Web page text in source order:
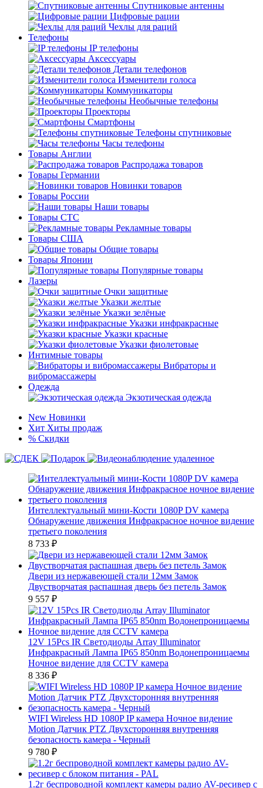
Спутниковые антенны
Цифровые рации
Чехлы для раций
Телефоны
IP телефоны
Аксессуары
Детали телефонов
Изменители голоса
Коммуникаторы
Необычные телефоны
Проекторы
Смартфоны
Телефоны спутниковые
Часы телефоны
Товары Англии
Распродажа товаров
Товары Германии
Новинки товаров
Товары России
Наши товары
Товары СТС
Рекламные товары
Товары США
Общие товары
Товары Японии
Популярные товары
Лазеры
Очки защитные
Указки желтые
Указки зелёные
Указки инфракрасные
Указки красные
Указки фиолетовые
Интимные товары
Вибраторы и
вибромассажеры
Одежда
Экзотическая одежда
New Новинки
Хит Хиты продаж
% Скидки
Интеллектуальный мини-Кости 1080P DV камера
Обнаружение движения Инфракрасное ночное видение
третьего поколения
8 733 ₽
Двери из нержавеющей стали 12мм Замок
Двустворчатая распашная дверь без петель Замок
9 557 ₽
12V 15Pcs IR Светодиоды Array Illuminator
Инфракрасный Лампа IP65 850nm Водонепроницаемы
Ночное видение для CCTV камера
8 336 ₽
WIFI Wireless HD 1080P IP камера Ночное видение
Motion Датчик PTZ Двухсторонняя внутренняя
безопасность камера - Черный
9 780 ₽
1.2г беспроводной комплект камеры радио AV-ресивер с